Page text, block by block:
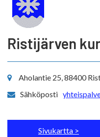
Ristijärven
Aholantie 25, 88400
Sähköposti
Sivukartta >